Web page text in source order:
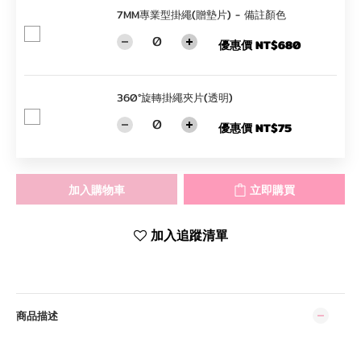
7MM專業型掛繩(贈墊片) - 備註顏色
優惠價 NT$680
360°旋轉掛繩夾片(透明)
優惠價 NT$75
加入購物車 立即購買
加入追蹤清單
商品描述